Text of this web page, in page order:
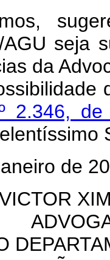
AGU seja
da
2.346, de
de